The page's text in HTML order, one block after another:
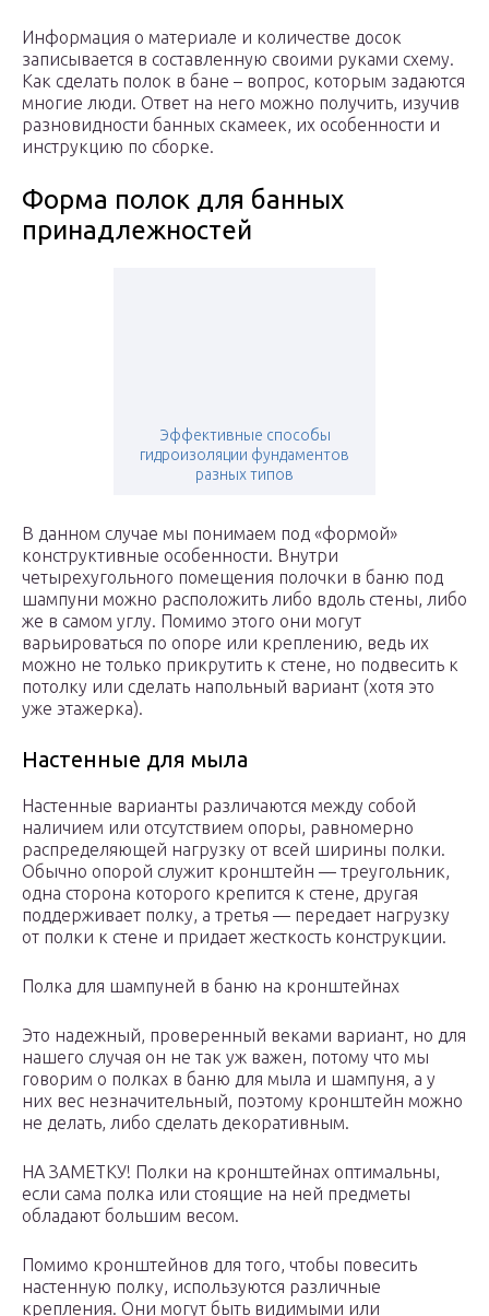
Информация о материале и количестве досок
записывается в составленную своими руками схему.
Как сделать полок в бане – вопрос, которым задаются
многие люди. Ответ на него можно получить, изучив
разновидности банных скамеек, их особенности и
инструкцию по сборке.
Форма полок для банных
принадлежностей
Эффективные способы
гидроизоляции фундаментов
разных типов
В данном случае мы понимаем под «формой»
конструктивные особенности. Внутри
четырехугольного помещения полочки в баню под
шампуни можно расположить либо вдоль стены, либо
же в самом углу. Помимо этого они могут
варьироваться по опоре или креплению, ведь их
можно не только прикрутить к стене, но подвесить к
потолку или сделать напольный вариант (хотя это
уже этажерка).
Настенные для мыла
Настенные варианты различаются между собой
наличием или отсутствием опоры, равномерно
распределяющей нагрузку от всей ширины полки.
Обычно опорой служит кронштейн — треугольник,
одна сторона которого крепится к стене, другая
поддерживает полку, а третья — передает нагрузку
от полки к стене и придает жесткость конструкции.
Полка для шампуней в баню на кронштейнах
Это надежный, проверенный веками вариант, но для
нашего случая он не так уж важен, потому что мы
говорим о полках в баню для мыла и шампуня, а у
них вес незначительный, поэтому кронштейн можно
не делать, либо сделать декоративным.
НА ЗАМЕТКУ! Полки на кронштейнах оптимальны,
если сама полка или стоящие на ней предметы
обладают большим весом.
Помимо кронштейнов для того, чтобы повесить
настенную полку, используются различные
крепления. Они могут быть видимыми или